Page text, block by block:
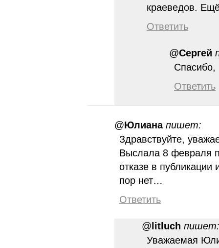
краеведов.
Ответить
@Сергей
Спасибо,
Ответить
@Юлиана пишет:
Здравствуйте,
Выслала 8 февраля
отказе в публикации
пор нет…
Ответить
@ litluch пишет:
Уважаемая